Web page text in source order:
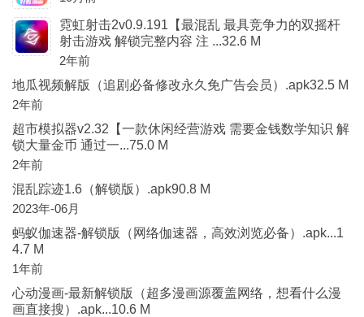
霓虹射击2v0.9.191【最混乱 最具竞争力的双摇杆
射击游戏 解锁完整内容 注 ...32.6 M
2年前
地瓜视频解版（追剧必备修改永久免广告会员）.apk32.5 M
2年前
超市模拟器v2.32【一款休闲经营游戏 需要金钱数学知识 解
锁大量金币 通过一...75.0 M
2年前
混乱踪迹1.6（解锁版）.apk90.8 M
2023年-06月
蚂蚁伽速器-解锁版（网络伽速器，高效浏览必备）.apk...1
4.7 M
1年前
心动漫画-最新解锁版（超多漫画源覆盖网络，想看什么漫
画直接搜）.apk...10.6 M